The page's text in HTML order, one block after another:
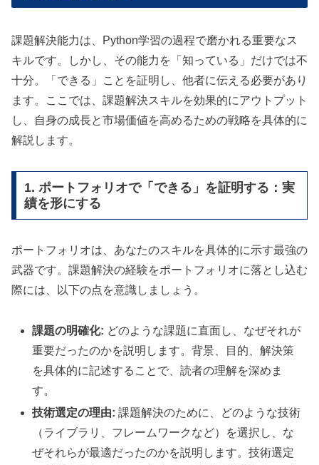
課題解決能力は、Python学習の過程で磨かれる重要なス
キルです。しかし、その能力を「知っている」だけでは不
十分。「できる」ことを証明し、他者に伝える必要があり
ます。ここでは、課題解決スキルを効果的にアウトプット
し、自身の成長と市場価値を高めるための戦略を具体的に
解説します。
1. ポートフォリオで「できる」を証明する：実
績を形にする
ポートフォリオは、あなたのスキルを具体的に示す最強の
武器です。課題解決の経験をポートフォリオに落とし込む
際には、以下の点を意識しましょう。
課題の明確化: どのような課題に直面し、なぜそれが
重要だったのかを説明します。背景、目的、解決策
を具体的に記述することで、読者の理解を深めま
す。
技術選定の理由: 課題解決のために、どのような技術
（ライブラリ、フレームワークなど）を選択し、な
ぜそれらが最適だったのかを説明します。技術選定